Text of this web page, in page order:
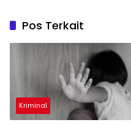
Pos Terkait
Kriminal